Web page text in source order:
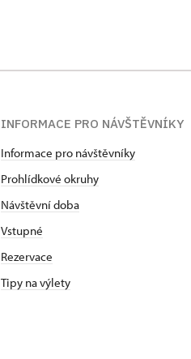
INFORMACE PRO NÁVŠTĚVNÍKY
Informace pro návštěvníky
Prohlídkové okruhy
Návštěvní doba
Vstupné
Rezervace
Tipy na výlety